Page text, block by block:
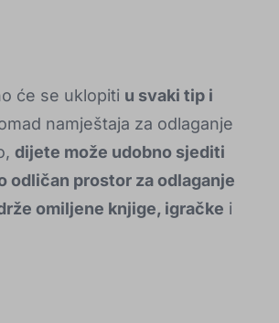
će se uklopiti u svaki tip i
namještaja za odlaganje
dijete može udobno sjediti
odličan prostor za odlaganje
omiljene knjige, igračke i